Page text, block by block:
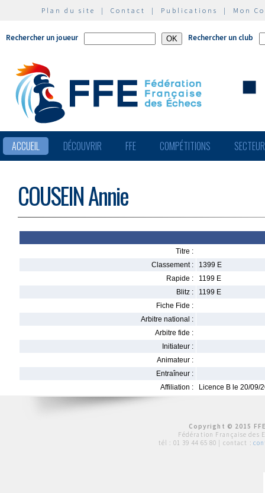
Plan du site | Contact | Publications | Mon
Rechercher un joueur Rechercher un club
ACCUEIL DÉCOUVRIR FFE COMPÉTITIONS
COUSEIN Annie
Titre :
Classement :
1399 E
Rapide :
1199 E
Blitz :
1199 E
Fiche Fide :
Arbitre national :
Arbitre fide :
Initiateur :
Animateur :
Entraîneur :
Affiliation :
Licence B le 20/09/
Copyright © 2015
Fédération Française des
tél : 01 39 44 65 80 | contact :